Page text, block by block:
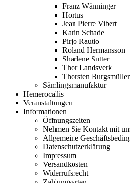
Franz Wänninger
Hortus
Jean Pierre Vibert
Karin Schade
Pirjo Rautio
Roland Hermansson
Sharlene Sutter
Thor Landsverk
Thorsten Burgsmüller
Sämlingsmanufaktur
Hemerocallis
Veranstaltungen
Informationen
Öffnungszeiten
Nehmen Sie Kontakt mit
Allgemeine
Datenschutzerklärung
Impressum
Versandkosten
Widerrufsrecht